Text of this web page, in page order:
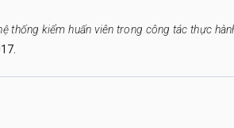
thống kiểm huấn viên trong công tác thực